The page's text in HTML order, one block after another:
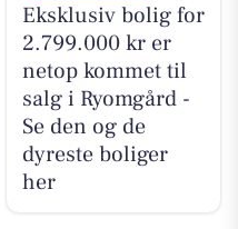
Eksklusiv bolig for
2.799.000 kr er
netop kommet til
salg i Ryomgård -
Se den og de
dyreste boliger
her